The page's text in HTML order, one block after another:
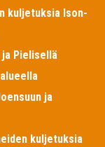
kuljetuksia Ison-
ja Pielisellä
ja
kuljetuksia